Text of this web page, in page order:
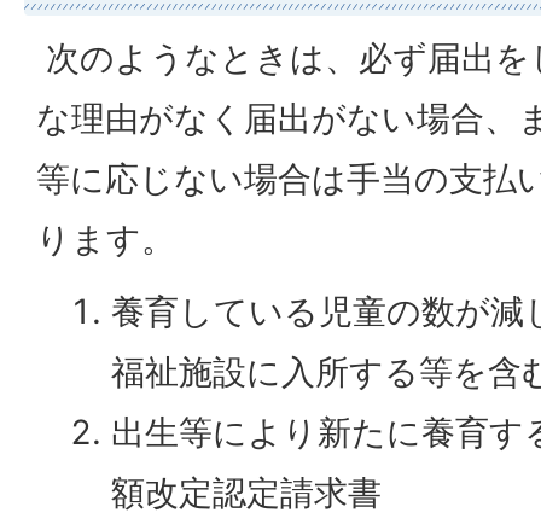
次のようなときは、必ず届出
な理由がなく届出がない場合、
等に応じない場合は手当の支払
ります。
養育している児童の数が減
福祉施設に入所する等を含
出生等により新たに養育す
額改定認定請求書